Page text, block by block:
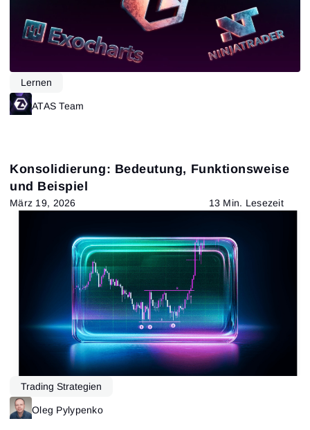
Lernen
ATAS Team
Konsolidierung: Bedeutung, Funktionsweise
und Beispiel
März 19, 2026 13 Min. Lesezeit
Trading Strategien
Oleg Pylypenko